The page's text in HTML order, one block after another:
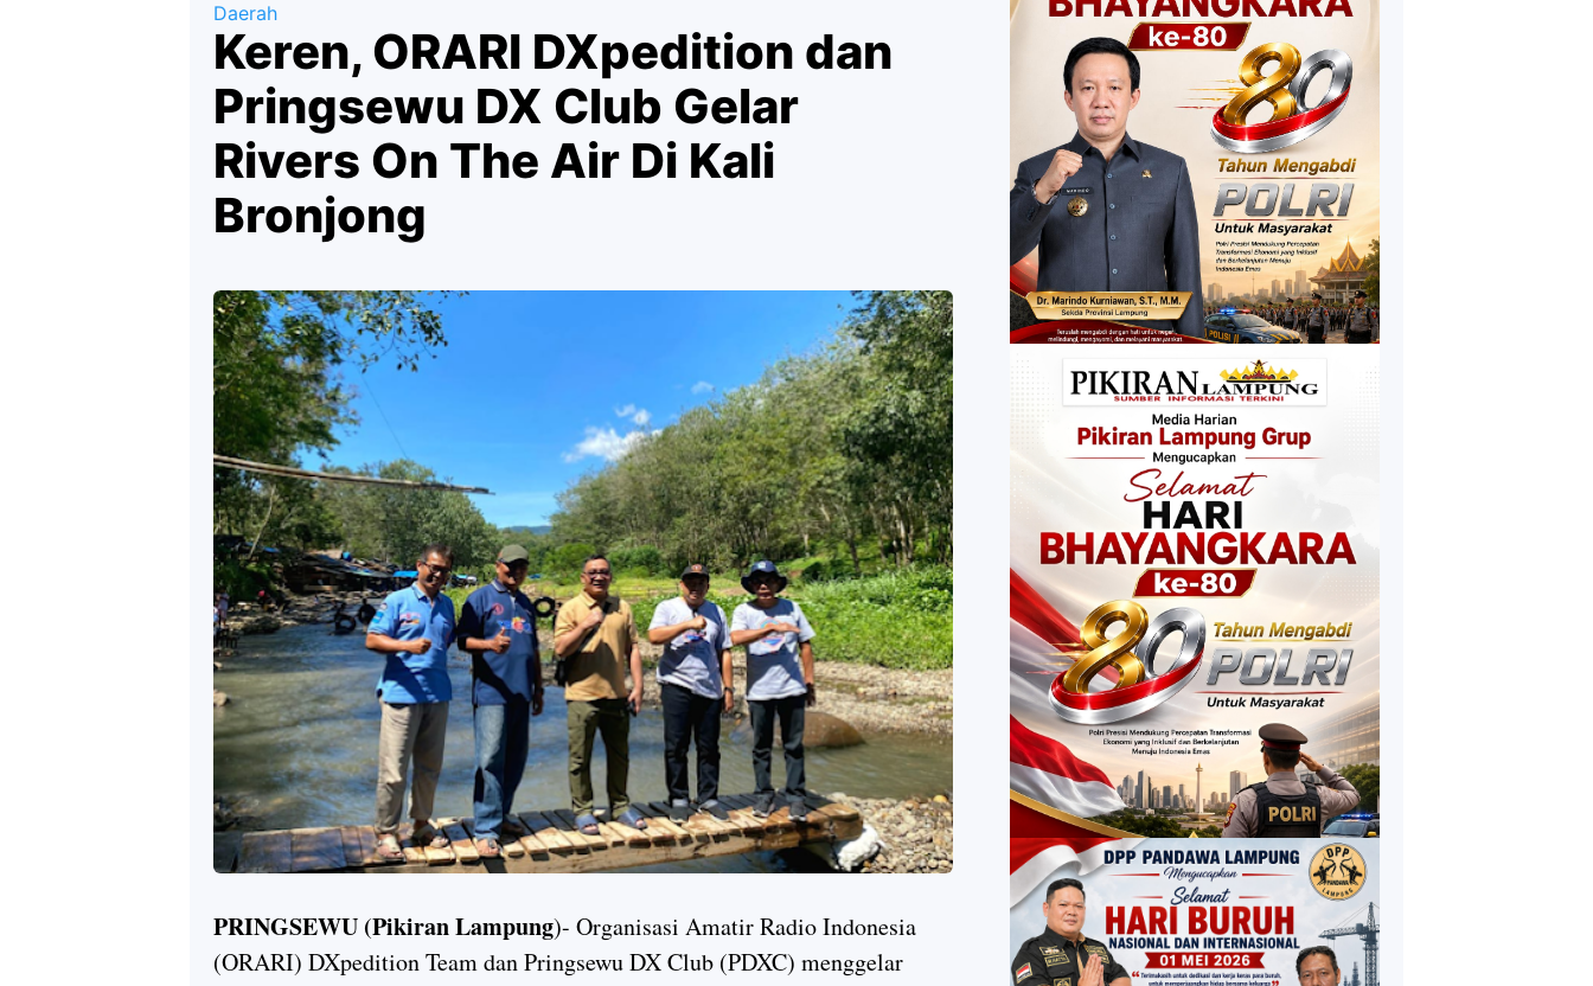
Daerah
Keren, ORARI DXpedition dan
Pringsewu DX Club Gelar
Rivers On The Air Di Kali
Bronjong
PRINGSEWU (Pikiran Lampung)- Organisasi Amatir Radio Indonesia
(ORARI) DXpedition Team dan Pringsewu DX Club (PDXC) menggelar